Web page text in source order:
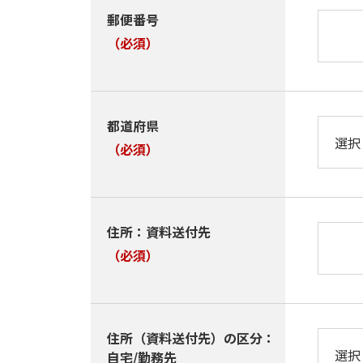
郵便番号
（必須）
都道府県
（必須）
住所：資料送付先
（必須）
住所（資料送付先）の区分：
自宅/勤務先